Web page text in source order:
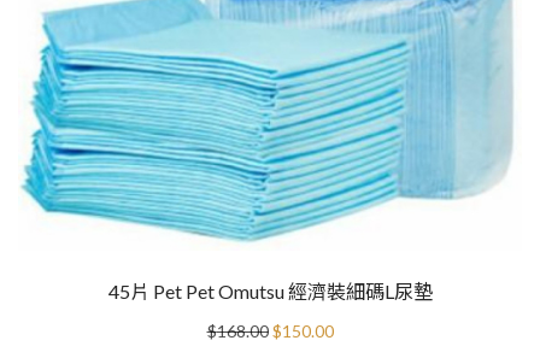
45片 Pet Pet Omutsu 經濟裝細碼L尿墊
$168.00 Original
$150.00Current